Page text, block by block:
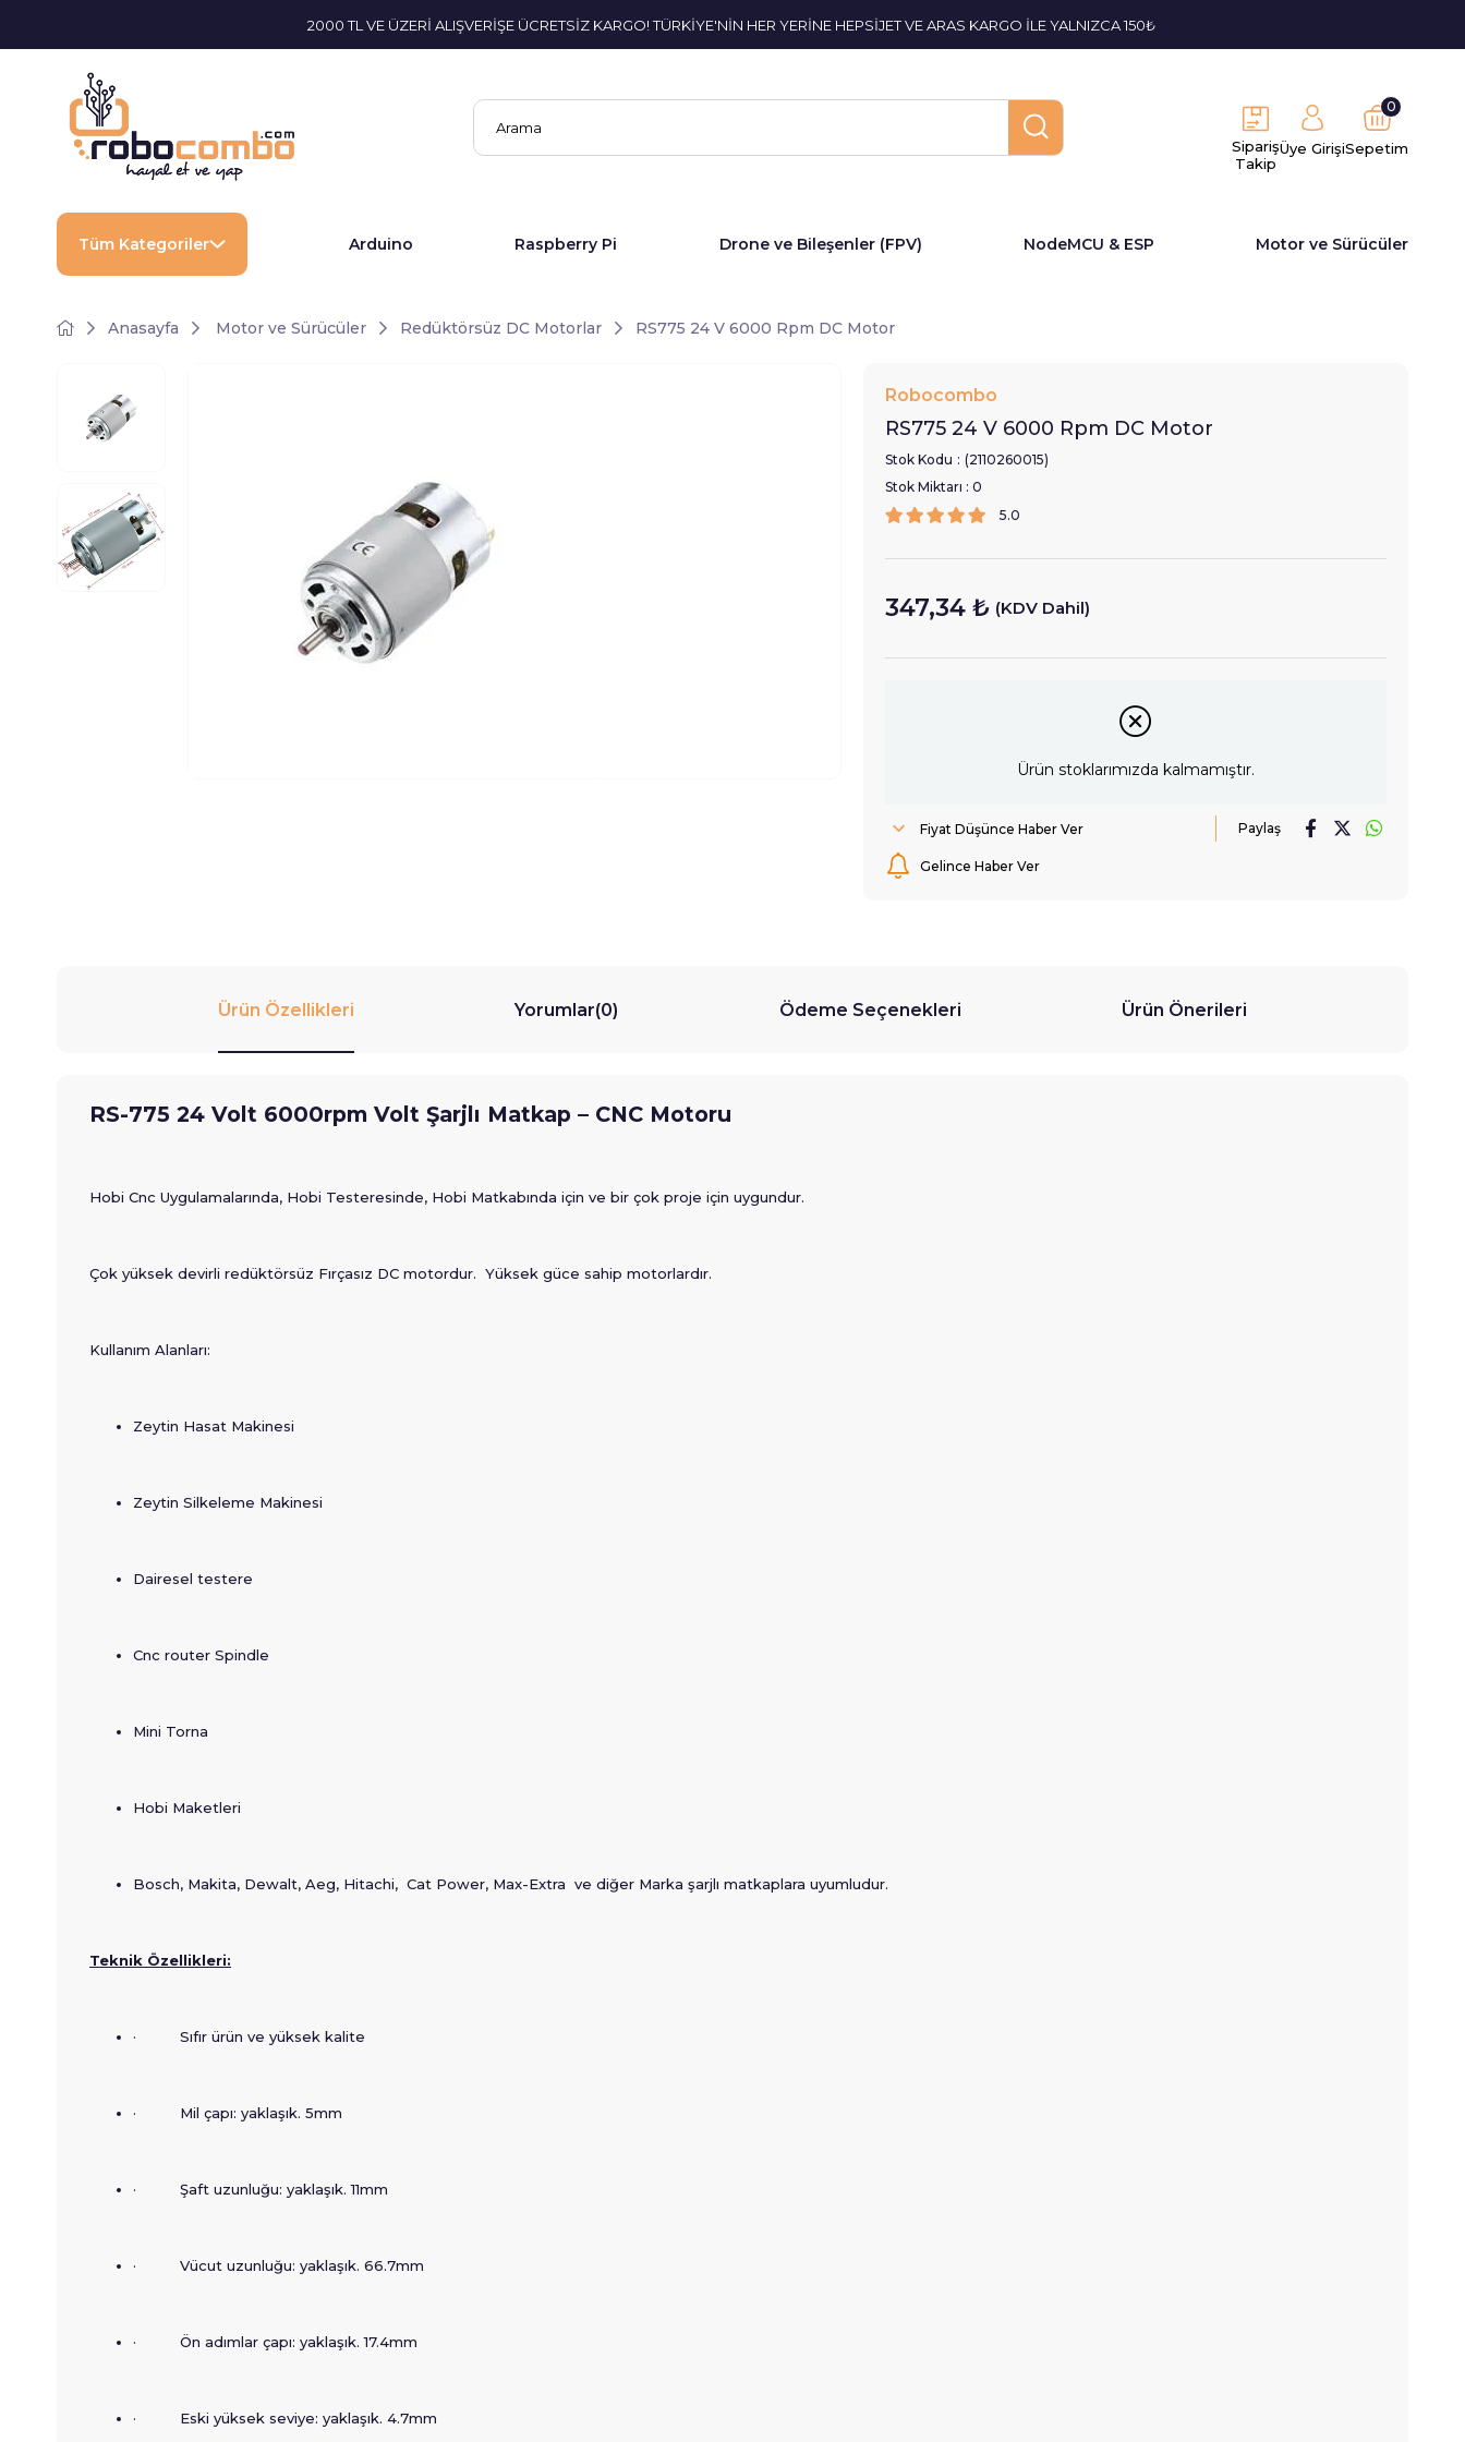
2000 TL VE ÜZERİ ALIŞVERİŞE ÜCRETSİZ KARGO! TÜRKİYE'NİN HER YERİNE HEPSİJET VE ARAS KARGO İLE YALNIZCA 150₺
Sipariş
Takip
Üye GirişiSepetim
0
Tüm Kategoriler Arduino Raspberry Pi Drone ve Bileşenler (FPV) NodeMCU & ESP Motor ve Sürücüler
Anasayfa Motor ve Sürücüler Redüktörsüz DC Motorlar RS775 24 V 6000 Rpm DC Motor
Robocombo
RS775 24 V 6000 Rpm DC Motor
Stok Kodu
(2110260015)
Stok Miktarı : 0
5.0
347,34 ₺ (KDV Dahil)
Ürün stoklarımızda kalmamıştır.
Fiyat Düşünce Haber Ver
Gelince Haber Ver
Paylaş
Ürün Özellikleri Yorumlar(0) Ödeme Seçenekleri Ürün Önerileri
RS-775 24 Volt 6000rpm Volt Şarjlı Matkap – CNC Motoru
Hobi Cnc Uygulamalarında, Hobi Testeresinde, Hobi Matkabında için ve bir çok proje için uygundur.
Çok yüksek devirli redüktörsüz Fırçasız DC motordur. Yüksek güce sahip motorlardır.
Kullanım Alanları:
Zeytin Hasat Makinesi
Zeytin Silkeleme Makinesi
Dairesel testere
Cnc router Spindle
Mini Torna
Hobi Maketleri
Bosch, Makita, Dewalt, Aeg, Hitachi, Cat Power, Max-Extra ve diğer Marka şarjlı matkaplara uyumludur.
Teknik Özellikleri:
· Sıfır ürün ve yüksek kalite
· Mil çapı: yaklaşık. 5mm
· Şaft uzunluğu: yaklaşık. 11mm
· Vücut uzunluğu: yaklaşık. 66.7mm
· Ön adımlar çapı: yaklaşık. 17.4mm
· Eski yüksek seviye: yaklaşık. 4.7mm